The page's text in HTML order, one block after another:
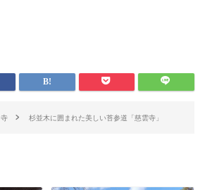
寺 杉並木に囲まれた美しい苔参道「慈雲寺」